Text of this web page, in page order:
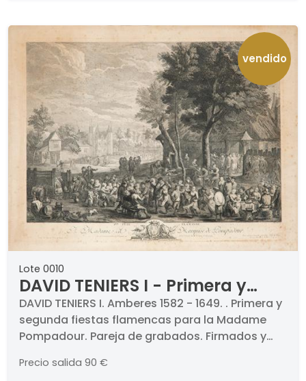
Magazine, vol. X (part 1), Londres, 1993.
vendido
Lote 0010
DAVID TENIERS I - Primera y
segunda fiestas flamencas
para la Madame Pompadour
DAVID TENIERS I. Amberes 1582 - 1649. . Primera y
segunda fiestas flamencas para la Madame
Pompadour. Pareja de grabados. Firmados y
Enmarcados
Precio salida 90 €